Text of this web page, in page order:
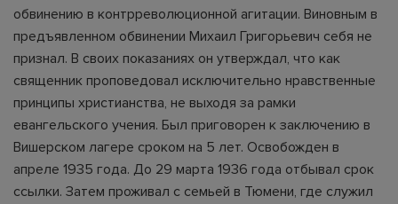
обвинению в контрреволюционной агитации. Виновным в
предъявленном обвинении Михаил Григорьевич себя не
признал. В своих показаниях он утверждал, что как
священник проповедовал исключительно нравственные
принципы христианства, не выходя за рамки
евангельского учения. Был приговорен к заключению в
Вишерском лагере сроком на 5 лет. Освобожден в
апреле 1935 года. До 29 марта 1936 года отбывал срок
ссылки. Затем проживал с семьей в Тюмени, где служил